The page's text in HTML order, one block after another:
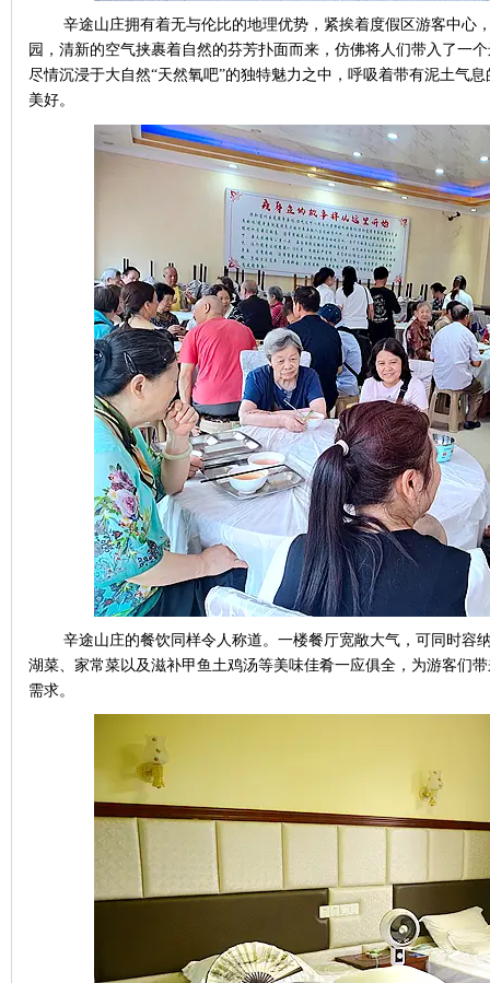
辛途山庄拥有着无与伦比的地理优势，紧挨着度假区游客中心
园，清新的空气挟裹着自然的芬芳扑面而来，仿佛将人们带入了一
尽情沉浸于大自然“天然氧吧”的独特魅力之中，呼吸着带有泥土气
美好。
辛途山庄的餐饮同样令人称道。一楼餐厅宽敞大气，可同时容
湖菜、家常菜以及滋补甲鱼土鸡汤等美味佳肴一应俱全，为游客们
需求。